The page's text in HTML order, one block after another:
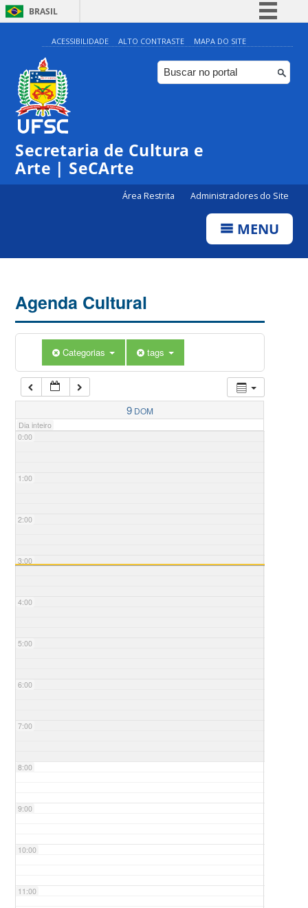
BRASIL
Simplifique!
Comunica BR
Participe
ACESSIBILIDADE ALTO CONTRASTE MAPA DO SITE
Secretaria de Cultura e
Arte | SeCArte
Área Restrita Administradores do Site
MENU
Agenda Cultural
Categorias tags
9 DOM
Dia inteiro
0:00
1:00
2:00
3:00
4:00
5:00
6:00
7:00
8:00
9:00
10:00
11:00